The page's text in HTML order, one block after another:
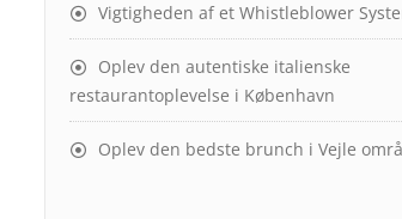
Vigtigheden af et Whistleblower
Oplev den autentiske italienske
restaurantoplevelse i København
Oplev den bedste brunch i Vejle